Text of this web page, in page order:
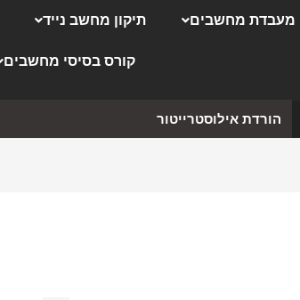
מעבדת מחשבים תיקון מחשב נייד
קורס בסיסי מחשבים
הורדת אילוסטרייטור